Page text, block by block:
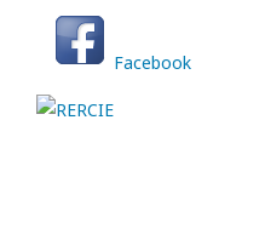
Facebook